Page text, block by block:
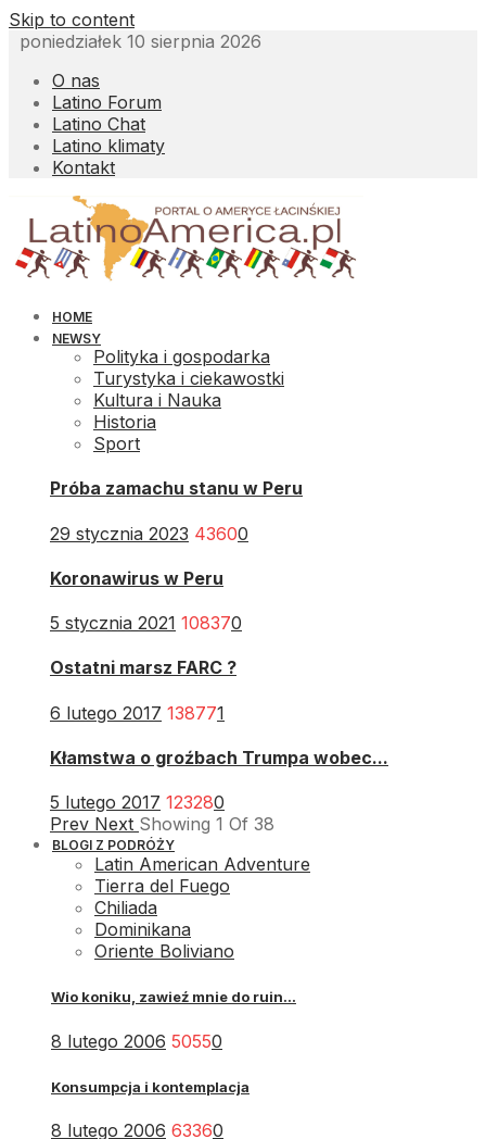
Skip to content
poniedziałek 10 sierpnia 2026
O nas
Latino Forum
Latino Chat
Latino klimaty
Kontakt
HOME
NEWSY
Polityka i gospodarka
Turystyka i ciekawostki
Kultura i Nauka
Historia
Sport
Próba zamachu stanu w Peru
29 stycznia 2023 43600
Koronawirus w Peru
5 stycznia 2021 108370
Ostatni marsz FARC ?
6 lutego 2017 138771
Kłamstwa o groźbach Trumpa wobec...
5 lutego 2017 123280
Prev Next Showing 1 Of 38
BLOGI Z PODRÓŻY
Latin American Adventure
Tierra del Fuego
Chiliada
Dominikana
Oriente Boliviano
Wio koniku, zawieź mnie do ruin...
8 lutego 2006 50550
Konsumpcja i kontemplacja
8 lutego 2006 63360